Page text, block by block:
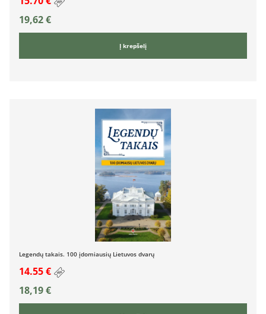
19,62€
Į krepšelį
Legendų takais. 100 įdomiausių Lietuvos dvarų
14.55 €
18,19€